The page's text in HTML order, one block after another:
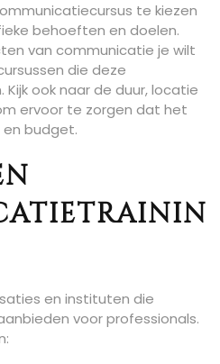
te kiezen
behoeften en doelen.
van communicatie je wilt
die deze
ook naar de duur, locatie
ervoor te zorgen dat het
budget.
en instituten die
voor professionals.